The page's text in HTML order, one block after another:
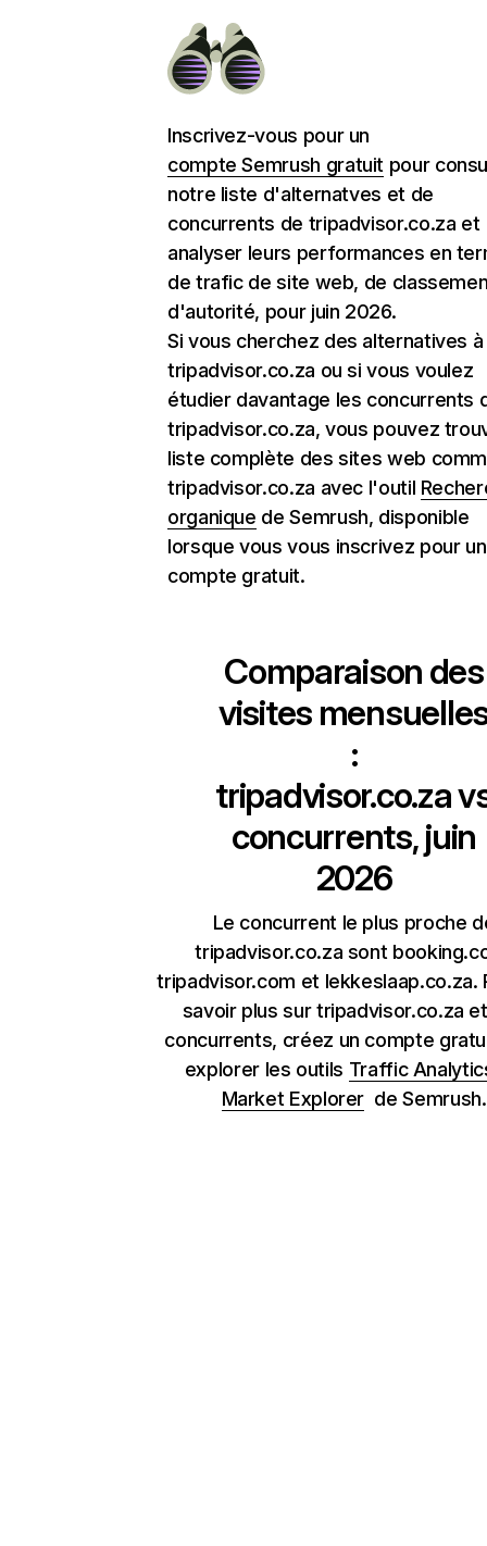
Inscrivez-vous pour un
compte Semrush gratuit pour
notre liste d'alternatves et de
concurrents de tripadvisor.co.za et
analyser leurs performances en
de trafic de site web, de
d'autorité, pour juin 2026.
Si vous cherchez des alternatives à
tripadvisor.co.za ou si vous voulez
étudier davantage les concurrents
tripadvisor.co.za, vous pouvez
liste complète des sites web
tripadvisor.co.za avec l'outil
organique de Semrush, disponible
lorsque vous vous inscrivez pour un
compte gratuit.
Comparaison des
visites
:
tripadvisor.co.za
concurrents, juin
2026
Le concurrent le plus proche
tripadvisor.co.za sont
tripadvisor.com et lekkeslaap.co.za.
savoir plus sur tripadvisor.co.za
concurrents, créez un compte
explorer les outils Traffic
Market Explorer de Semrush.